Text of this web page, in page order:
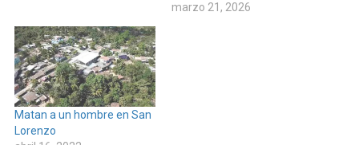
marzo 21, 2026
Matan a un hombre en San
Lorenzo